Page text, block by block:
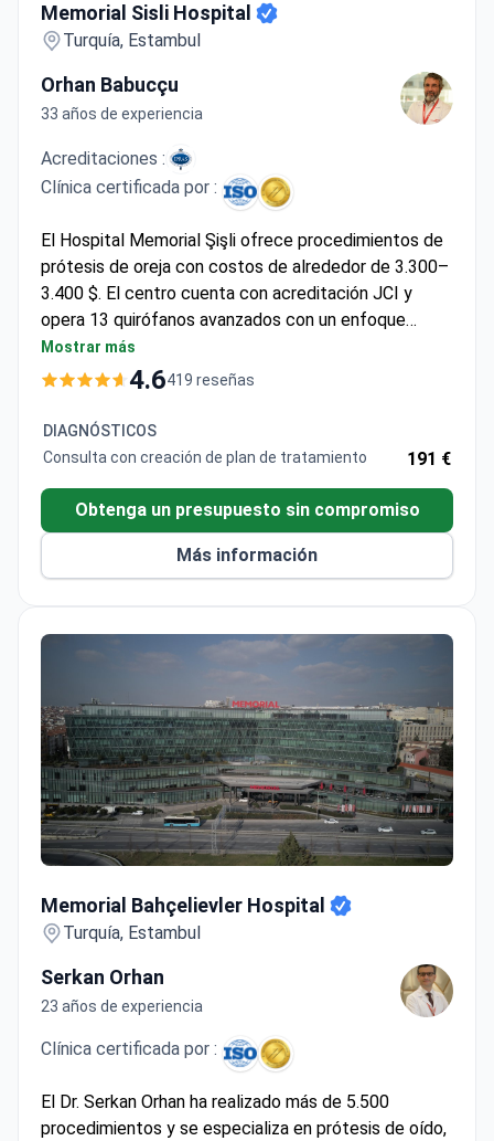
Memorial Sisli Hospital
Turquía, Estambul
Orhan Babucçu
33 años de experiencia
Acreditaciones :
Clínica certificada por :
El Hospital Memorial Şişli ofrece procedimientos de
prótesis de oreja con costos de alrededor de 3.300–
3.400 $. El centro cuenta con acreditación JCI y
opera 13 quirófanos avanzados con un enfoque
multidisciplinario para necesidades reconstructivas
complejas. El Dr. Orhan Babucçu, cirujano plástico y
experiencia, se especializa en estética facial, incluida
la reconstrucción de orejas.
Mostrar más
4.6419 reseñas
DIAGNÓSTICOS
Consulta con creación de plan de tratamiento
191 €
Obtenga un presupuesto sin compromiso
Más información
Memorial Bahçelievler Hospital
Turquía, Estambul
Serkan Orhan
23 años de experiencia
Clínica certificada por :
El Dr. Serkan Orhan ha realizado más de 5.500
procedimientos y se especializa en prótesis de oído,